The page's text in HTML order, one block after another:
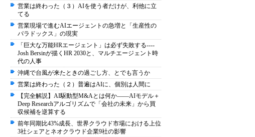
営業は終わった（３）AIを使う者だけが、利他に立
てる
営業現場で進むAIエージェントの急増と「生産性の
パラドックス」の現実
「巨大な万能HRエージェント」は必ず失敗する----
Josh Bersinが描くHR 2030と、マルチエージェント時
代の人事
沖縄で台風が来たときの過ごし方、とでも言うか
営業は終わった（２）普遍はAIに、個別は人間に
【完全解説】AI駆動型M&Aとは何か――AIモデル＋
Deep Researchアルゴリズムで「会社の未来」から買
収候補を逆算する
前年同期比43%成長、世界クラウド市場における上位
3社シェアとネオクラウド企業9社の影響